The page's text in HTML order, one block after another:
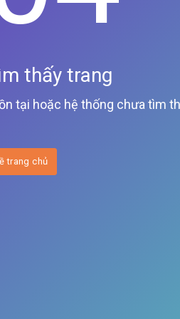
thấy trang
tại hoặc hệ thống chưa tìm
trang chủ